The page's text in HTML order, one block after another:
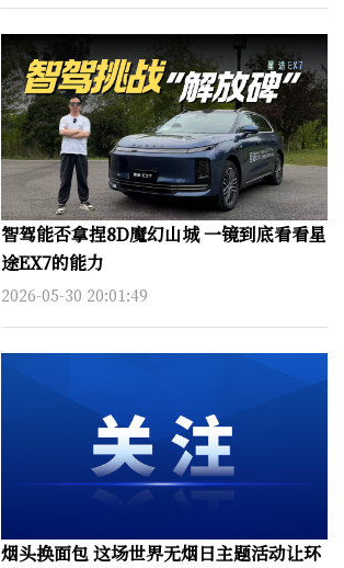
智驾能否拿捏8D魔幻山城 一镜到底看看星
途EX7的能力
2026-05-30 20:01:49
烟头换面包 这场世界无烟日主题活动让环